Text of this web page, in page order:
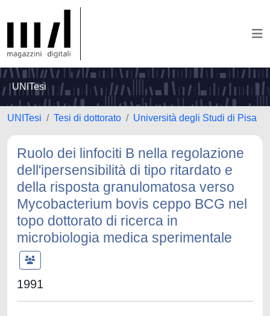
UNITesi
UNITesi Tesi di dottorato Università degli Studi di Pisa
Ruolo dei linfociti B nella regolazione
dell'ipersensibilità di tipo ritardato e
della risposta granulomatosa verso
Mycobacterium bovis ceppo BCG nel
topo dottorato di ricerca in
microbiologia medica sperimentale
1991